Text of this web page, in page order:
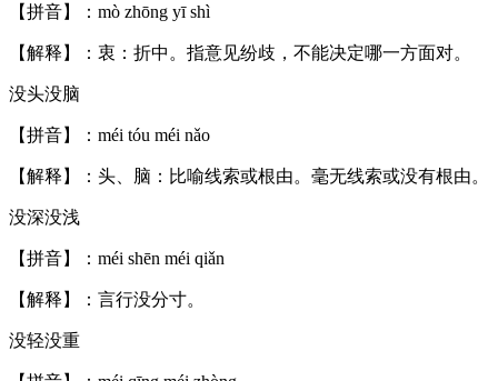
【拼音】：mò zhōng yī shì
【解释】：衷：折中。指意见纷歧，不能决定哪一方面对。
没头没脑
【拼音】：méi tóu méi nǎo
【解释】：头、脑：比喻线索或根由。毫无线索或没有根由。
没深没浅
【拼音】：méi shēn méi qiǎn
【解释】：言行没分寸。
没轻没重